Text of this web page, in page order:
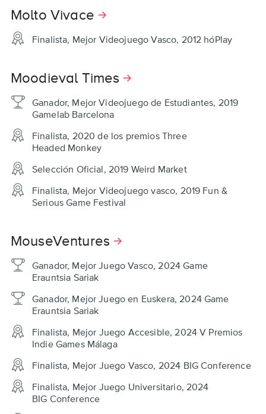
Molto Vivace
Finalista, Mejor Videojuego Vasco, 2012 hóPlay
Moodieval Times
Ganador, Mejor Videojuego de Estudiantes, 2019
Gamelab Barcelona
Finalista, 2020 de los premios Three
Headed Monkey
Selección Oficial, 2019 Weird Market
Finalista, Mejor Videojuego vasco, 2019 Fun &
Serious Game Festival
MouseVentures
Ganador, Mejor Juego Vasco, 2024 Game
Erauntsia Sariak
Ganador, Mejor Juego en Euskera, 2024 Game
Erauntsia Sariak
Finalista, Mejor Juego Accesible, 2024 V Premios
Indie Games Málaga
Finalista, Mejor Juego Vasco, 2024 BIG Conference
Finalista, Mejor Juego Universitario, 2024
BIG Conference